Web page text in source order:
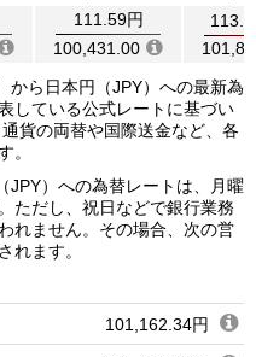
111.59円
100,431.00
から日本円（JPY）への最新為
している公式レートに基づい
貨の両替や国際送金など、各
。
JPY）への為替レートは、月曜
ただし、祝日などで銀行業務
れません。その場合、次の営
れます。
101,162.34円